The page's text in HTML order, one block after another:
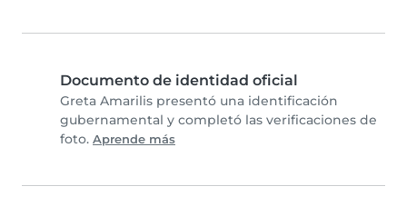
Documento de identidad oficial
Greta Amarilis presentó una identificación
gubernamental y completó las verificaciones de
foto. Aprende más